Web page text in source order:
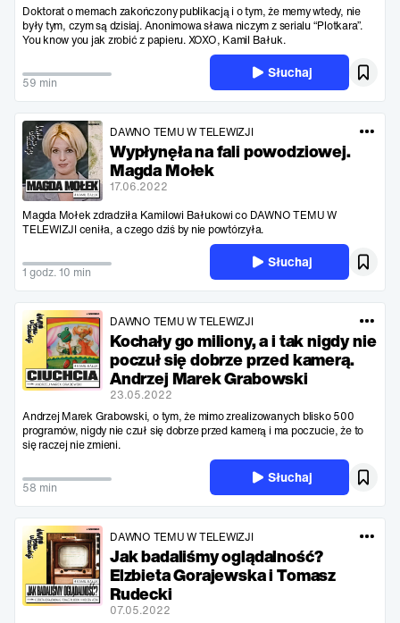
Doktorat o memach zakończony publikacją i o tym, że memy wtedy, nie
były tym, czym są dzisiaj. Anonimowa sława niczym z serialu “Plotkara”.
You know you jak zrobić z papieru. XOXO, Kamil Bałuk.
59 min
Słuchaj
DAWNO TEMU W TELEWIZJI
Wypłynęła na fali powodziowej.
Magda Mołek
17.06.2022
Magda Mołek zdradziła Kamilowi Bałukowi co DAWNO TEMU W
TELEWIZJI ceniła, a czego dziś by nie powtórzyła.
1 godz. 10 min
Słuchaj
DAWNO TEMU W TELEWIZJI
Kochały go miliony, a i tak nigdy nie
poczuł się dobrze przed kamerą.
Andrzej Marek Grabowski
23.05.2022
Andrzej Marek Grabowski, o tym, że mimo zrealizowanych blisko 500
programów, nigdy nie czuł się dobrze przed kamerą i ma poczucie, że to
się raczej nie zmieni.
58 min
Słuchaj
DAWNO TEMU W TELEWIZJI
Jak badaliśmy oglądalność?
Elzbieta Gorajewska i Tomasz
Rudecki
07.05.2022